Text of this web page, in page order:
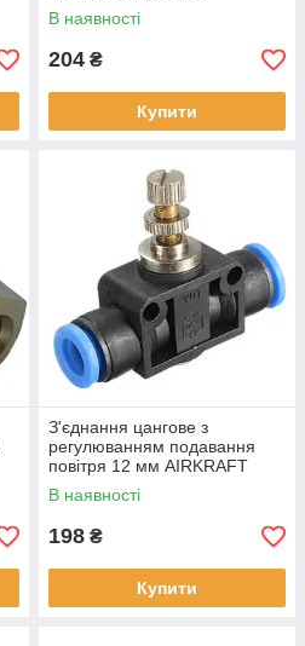
В наявності
204 ₴
Купити
З'єднання цангове з
регулюванням подавання
повітря 12 мм AIRKRAFT
SPA12
В наявності
198 ₴
Купити